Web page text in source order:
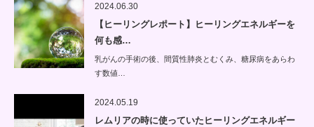
2024.06.30
【ヒーリングレポート】ヒーリングエネルギーを
何も感…
乳がんの手術の後、間質性肺炎とむくみ、糖尿病をあらわ
す数値…
2024.05.19
レムリアの時に使っていたヒーリングエネルギー